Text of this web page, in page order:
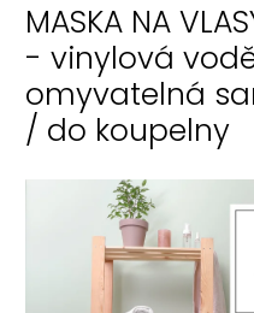
MASKA NA
- vinylová
omyvatelná
/ do koupelny